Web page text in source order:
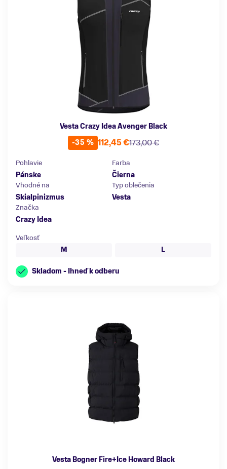
Vesta Crazy Idea Avenger Black
-35 %
173,00 €
112,45 €
Pohlavie
Pánske
Farba
Čierna
Vhodné na
Skialpinizmus
Typ oblečenia
Vesta
Značka
Crazy Idea
Veľkosť
M
L
Skladom - Ihneď k odberu
Vesta Bogner Fire+Ice Howard Black